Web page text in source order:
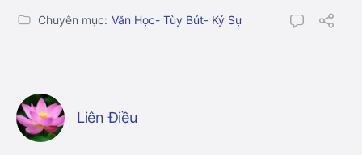
Chuyên mục: Văn Học- Tùy Bút- Ký Sự
Liên Điều